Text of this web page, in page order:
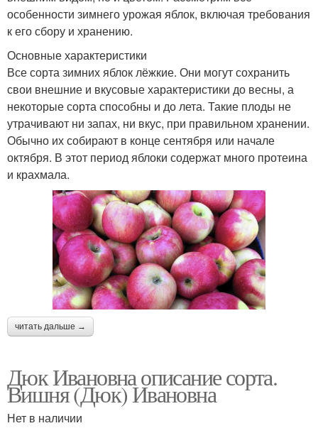
особенности зимнего урожая яблок, включая требования
к его сбору и хранению.
Основные характеристики
Все сорта зимних яблок лёжкие. Они могут сохранить
свои внешние и вкусовые характеристики до весны, а
некоторые сорта способны и до лета. Такие плоды не
утрачивают ни запах, ни вкус, при правильном хранении.
Обычно их собирают в конце сентября или начале
октября. В этот период яблоки содержат много протеина
и крахмала.
читать дальше →
Дюк Ивановна описание сорта.
Вишня (Дюк) Ивановна
Нет в наличии